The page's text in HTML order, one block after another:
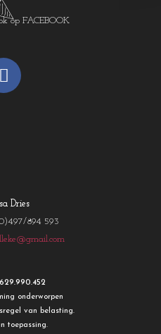
op FACEBOOK
Dries
894 593
onderworpen
van belasting.
toepassing.